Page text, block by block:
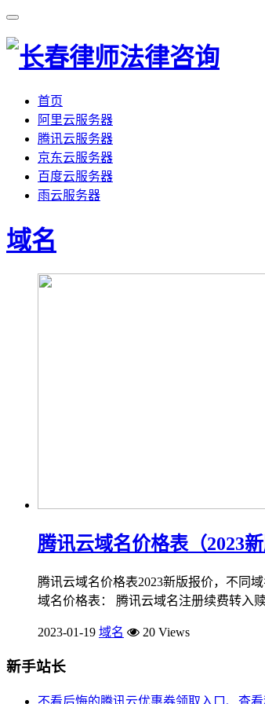
首页
阿里云服务器
腾讯云服务器
京东云服务器
百度云服务器
雨云服务器
域名
腾讯云域名价格表（2023
腾讯云域名价格表2023新版报价，不同
域名价格表： 腾讯云域名注册续费转入
2023-01-19 域名 20 Views
新手站长
不看后悔的腾讯云优惠券领取入口、查